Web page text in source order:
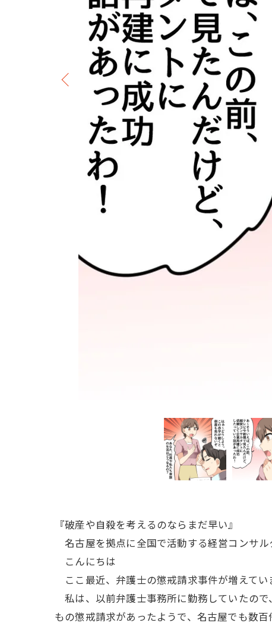
『破産や自殺を考えるのならまだ早い』
名古屋を拠点に全国で活動する経営コンサル
こんにちは
ここ最近、弁護士の懲戒請求事件が増えてい
私は、以前弁護士事務所に勤務していたの
もの懲戒請求があったようで、名古屋でも数百